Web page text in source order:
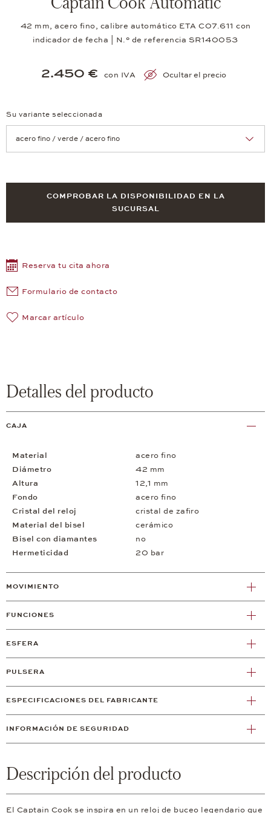
42 mm, acero fino, calibre automático ETA C07.611 con
indicador de fecha | N.° de referencia SR140053
2.450 € con IVA Ocultar el precio
Su variante seleccionada
COMPROBAR LA DISPONIBILIDAD EN LA
SUCURSAL
Reserva tu cita ahora
Formulario de contacto
Marcar artículo
Detalles del producto
CAJA
Material
acero fino
Diámetro
42 mm
Altura
12,1 mm
Fondo
acero fino
Cristal del reloj
cristal de zafiro
Material del bisel
cerámico
Bisel con diamantes
no
Hermeticidad
20 bar
MOVIMIENTO
FUNCIONES
ESFERA
PULSERA
ESPECIFICACIONES DEL FABRICANTE
INFORMACIÓN DE SEGURIDAD
Descripción del producto
El Captain Cook se inspira en un reloj de buceo legendario que